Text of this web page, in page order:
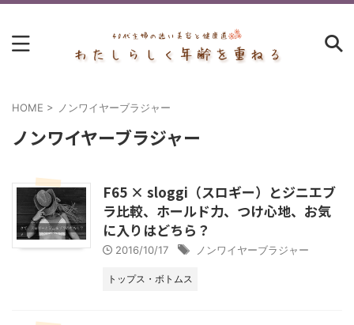
HOME > ノンワイヤーブラジャー
ノンワイヤーブラジャー
F65 × sloggi（スロギー）とジニエブ
ラ比較、ホールド力、つけ心地、お気
に入りはどちら？
2016/10/17 ノンワイヤーブラジャー
トップス・ボトムス